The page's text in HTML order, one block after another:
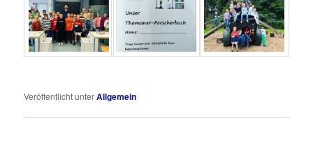
Veröffentlicht unterAllgemein